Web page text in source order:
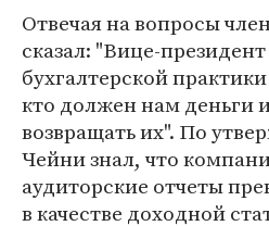
Отвечая на вопросы
сказал: "Вице-
бухгалтерской
кто должен нам деньги
возвращать их". По
Чейни знал, что
аудиторские отчеты
в качестве доходной